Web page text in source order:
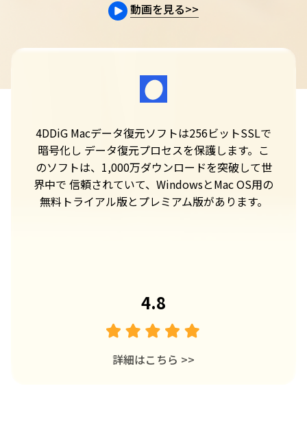
動画を見る>>
4DDiG Macデータ復元ソフトは256ビットSSLで
暗号化し データ復元プロセスを保護します。こ
のソフトは、1,000万ダウンロードを突破して世
界中で 信頼されていて、WindowsとMac OS用の
無料トライアル版とプレミアム版があります。
4.8
詳細はこちら >>